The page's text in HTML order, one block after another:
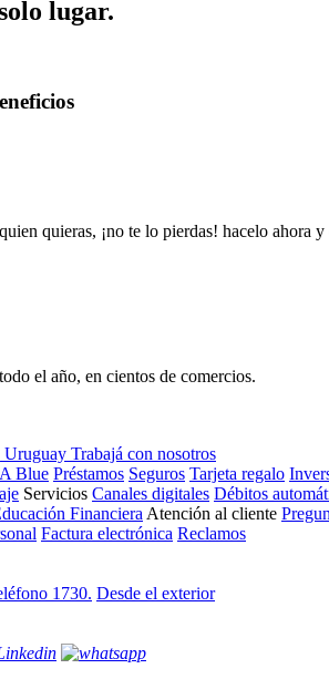
lugar.
quieras, ¡no te lo pierdas! hacelo ahora
el año, en cientos de comercios.
Uruguay Trabajá con nosotros
Blue Préstamos Seguros Tarjeta regalo
Servicios Canales digitales Débitos
Financiera Atención al cliente
Factura electrónica Reclamos
1730. Desde el exterior